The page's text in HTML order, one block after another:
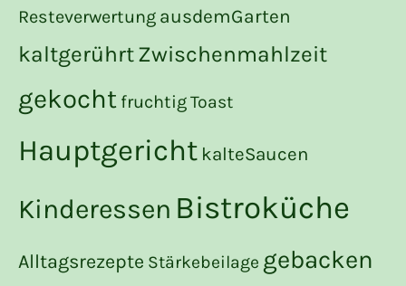
Resteverwertung ausdemGarten
kaltgerührtZwischenmahlzeit
gekocht fruchtigToast
Hauptgericht kalteSaucen
Kinderessen Bistroküche
Alltagsrezepte Stärkebeilage gebacken